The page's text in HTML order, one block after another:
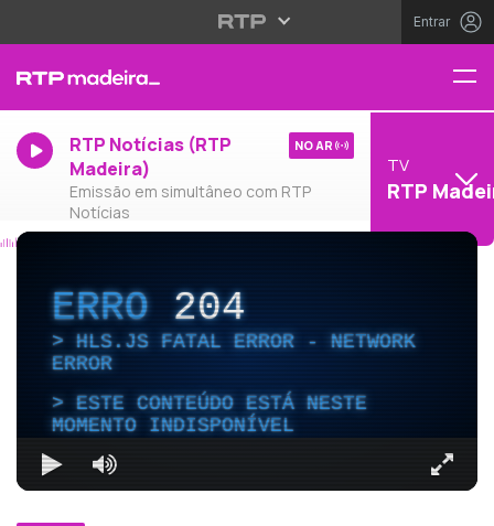
Entrar
RTP Notícias (RTP
Madeira)
Emissão em simultâneo com RTP
Notícias
NO AR
TV
RTP
ERRO204
HLS.JS FATAL ERROR - NETWORK
ERROR
ESTE CONTEÚDO ESTÁ NESTE
MOMENTO INDISPONÍVEL